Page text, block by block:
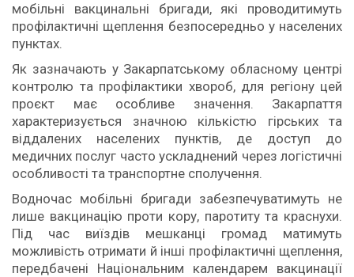
мобільні вакцинальні бригади, які проводитимуть
профілактичні щеплення безпосередньо у населених
пунктах.
Як зазначають у Закарпатському обласному центрі
контролю та профілактики хвороб, для регіону цей
проєкт має особливе значення. Закарпаття
характеризується значною кількістю гірських та
віддалених населених пунктів, де доступ до
медичних послуг часто ускладнений через логістичні
особливості та транспортне сполучення.
Водночас мобільні бригади забезпечуватимуть не
лише вакцинацію проти кору, паротиту та краснухи.
Під час виїздів мешканці громад матимуть
можливість отримати й інші профілактичні щеплення,
передбачені Національним календарем вакцинації